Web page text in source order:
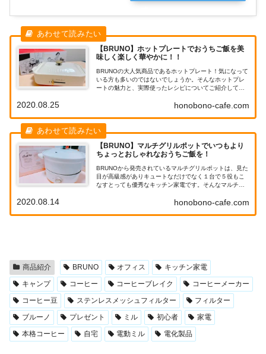
【BRUNO】ホットプレートでおうちご飯を美
味しく楽しく華やかに！！
BRUNOの大人気商品であるホットプレート！気になって
いる方も多いのではないでしょうか。そんなホットプレ
ートの魅力と、実際使ったレシピについてご紹介してい
つもよりオシャレに楽しくなりますよ♪honobono-cafe.com
2020.08.25
【BRUNO】マルチグリルポットでいつもより
ちょっとおしゃれなおうちご飯を！
BRUNOから発売されているマルチグリルポットは、見た
目が高級感がありキュートなだけでなく１台で５役もこ
なすとっても優秀なキッチン家電です。そんなマルチグ
うちご飯を作ってみませんか？honobono-cafe.com
2020.08.14
商品紹介 BRUNO オフィス
キッチン家電
キャンプ
コーヒー コーヒーブレイク
コーヒーメーカー
コーヒー豆
ステンレスメッシュフィルター
フィルター
ブルーノ
プレゼント ミル 初心者
家電
本格コーヒー
自宅 電動ミル 電化製品